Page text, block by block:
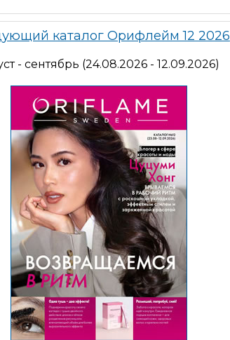
каталог Орифлейм 12 2026
- сентябрь (24.08.2026 - 12.09.2026)